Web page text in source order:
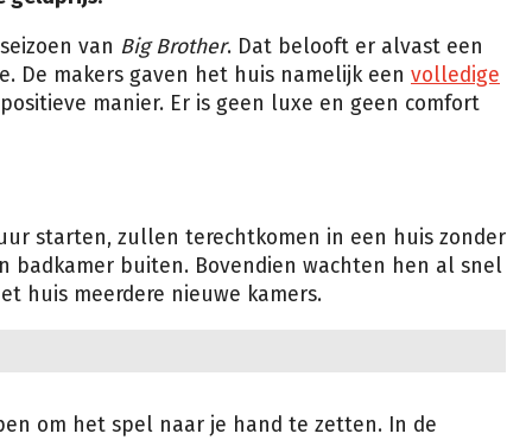
van Big Brother. Dat belooft er alvast een
De makers gaven het huis namelijk een volledige
manier. Er is geen luxe en geen comfort
starten, zullen terechtkomen in een huis zonder
badkamer buiten. Bovendien wachten hen al snel
huis meerdere nieuwe kamers.
om het spel naar je hand te zetten. In de